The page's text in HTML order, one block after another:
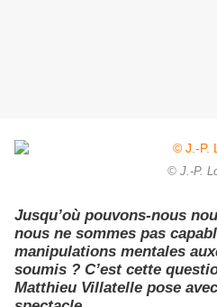
© J.-P.
Jusqu’où pouvons-nous
nous ne sommes pas
manipulations mentales
soumis ? C’est cette
Matthieu Villatelle pose